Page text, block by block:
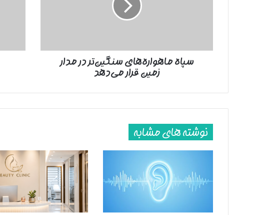
سپاه ماهواره‌های سنگین‌تر در مدار
زمین قرار می‌دهد
نوشته های مشابه